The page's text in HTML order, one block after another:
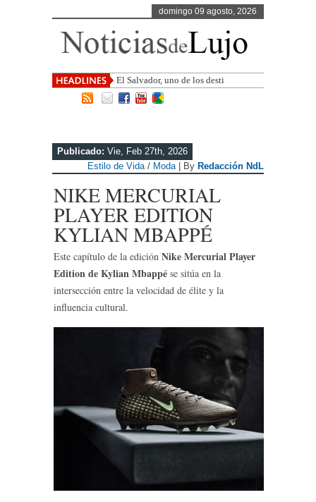
domingo 09 agosto, 2026
El Salvador, uno de los destinos con
mayor proyección de Centroamé
Publicado: Vie, Feb 27th, 2026
Estilo de Vida/ Moda| By Redacción NdL
NIKE MERCURIAL
PLAYER EDITION
KYLIAN MBAPPÉ
Este capítulo de la edición Nike Mercurial Player
Edition de Kylian Mbappé se sitúa en la
intersección entre la velocidad de élite y la
influencia cultural.